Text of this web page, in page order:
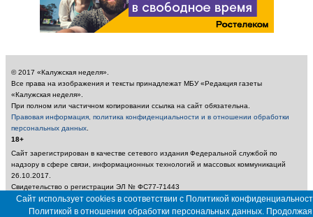
© 2017 «Калужская неделя».
Все права на изображения и тексты принадлежат МБУ «Редакция газеты
«Калужская неделя».
При полном или частичном копировании ссылка на сайт обязательна.
Правовая информация, политика конфиденциальности и в отношении обработки
персональных данных
18+
Сайт зарегистрирован в качестве сетевого издания Федеральной службой по
надзору в сфере связи, информационных технологий и массовых коммуникаций
26.10.2017.
Свидетельство о регистрации ЭЛ № ФС77-71443
Учредитель: Муниципальное бюджетное учреждение «Редакция газеты «Калужская
неделя»
Сайт использует cookies в соответствии с Политикой
Политикой в отношении обработки персональных данных. Продолжая